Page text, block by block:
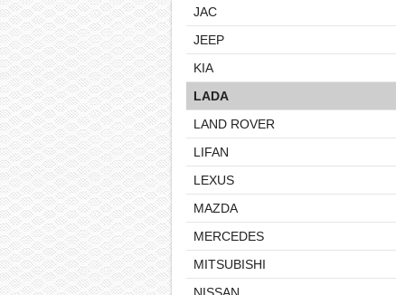
JAC
JEEP
KIA
LADA
LAND ROVER
LIFAN
LEXUS
MAZDA
MERCEDES
MITSUBISHI